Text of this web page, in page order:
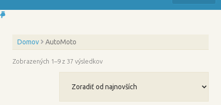
Domov AutoMoto
Zobrazených 1–9 z 37 výsledkovZoradené